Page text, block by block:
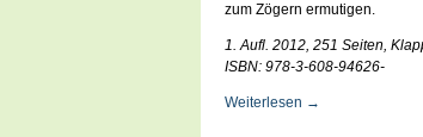
zum Zögern ermutigen.
1. Aufl. 2012, 251 Seiten,
ISBN: 978-3-608-94626-
Weiterlesen →